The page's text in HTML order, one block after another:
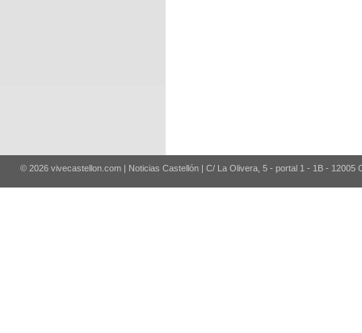
© 2026 vivecastellon.com | Noticias Castellón | C/ La Olivera, 5 - portal 1 - 1B - 12005